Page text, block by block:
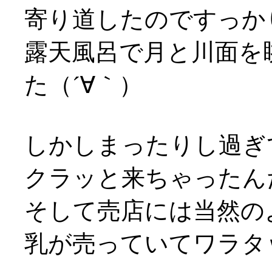
寄り道したのですっ
露天風呂で月と川面
た（´∀｀）
しかしまったりし過
クラッと来ちゃった
そして売店には当然
乳が売っていてワラタ